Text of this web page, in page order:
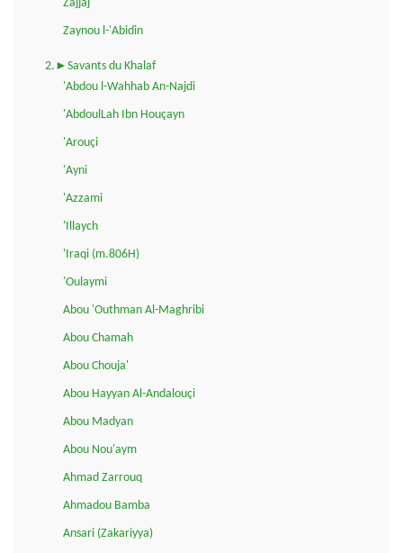
Zajjaj
Zaynou l-'Abidin
2.►Savants du Khalaf
'Abdou l-Wahhab An-Najdi
'AbdoulLah Ibn Houçayn
'Arouçi
'Ayni
'Azzami
'Illaych
'Iraqi (m.806H)
'Oulaymi
Abou 'Outhman Al-Maghribi
Abou Chamah
Abou Chouja'
Abou Hayyan Al-Andalouçi
Abou Madyan
Abou Nou'aym
Ahmad Zarrouq
Ahmadou Bamba
Ansari (Zakariyya)